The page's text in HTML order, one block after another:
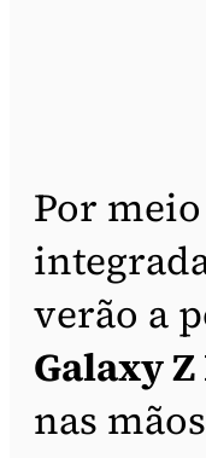
Por
verão a
Galaxy
nas